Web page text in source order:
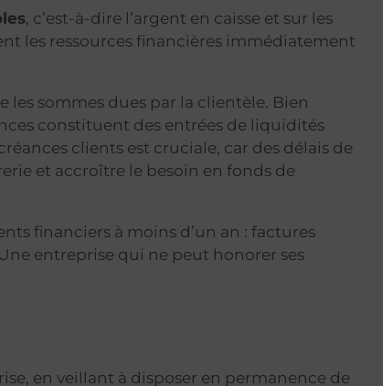
, c’est-à-dire l’argent en caisse et sur les
les ressources financières immédiatement
les sommes dues par la clientèle. Bien
constituent des entrées de liquidités
clients est cruciale, car des délais de
et accroître le besoin en fonds de
financiers à moins d’un an : factures
entreprise qui ne peut honorer ses
en veillant à disposer en permanence de